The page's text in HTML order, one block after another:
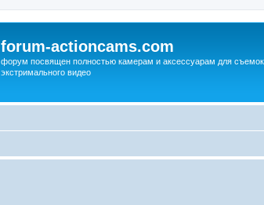
forum-actioncams.com
форум посвящен полностью камерам и аксессуарам для съемок
экстримального видео